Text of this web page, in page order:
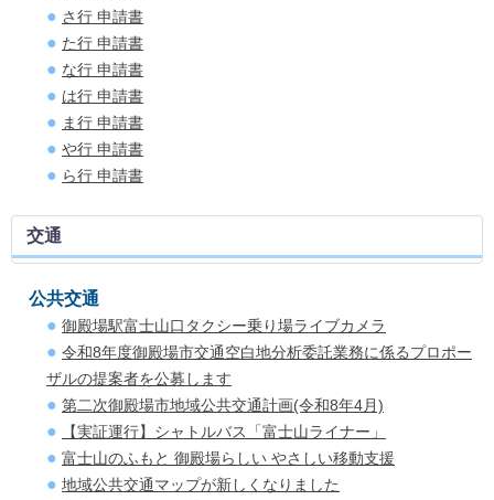
さ行 申請書
た行 申請書
な行 申請書
は行 申請書
ま行 申請書
や行 申請書
ら行 申請書
交通
公共交通
御殿場駅富士山口タクシー乗り場ライブカメラ
令和8年度御殿場市交通空白地分析委託業務に係るプロポー
ザルの提案者を公募します
第二次御殿場市地域公共交通計画(令和8年4月)
【実証運行】シャトルバス「富士山ライナー」
富士山のふもと 御殿場らしい やさしい移動支援
地域公共交通マップが新しくなりました